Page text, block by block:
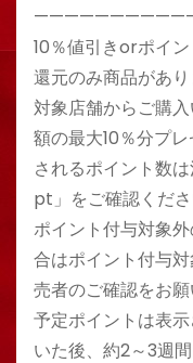
———————————-
10％値引きorポイ
還元のみ商品があ
対象店舗からご購
額の最大10％分プ
されるポイント数
pt」をご確認くだ
ポイント付与対象
合はポイント付与
売者のご確認をお
予定ポイントは表
いた後、約2～3週